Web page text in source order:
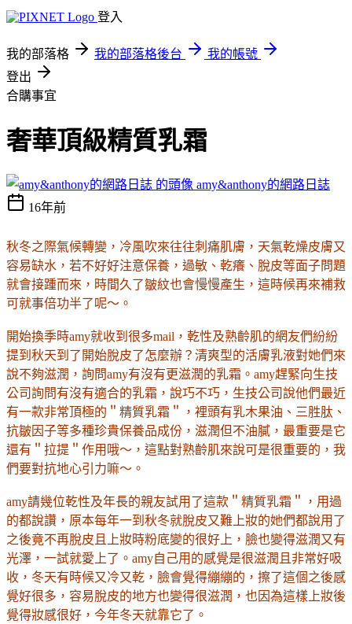
登入
我的部落格 我的部落格後台
我的帳號
登出
合購事宜
奢華頂級精質乳霜
amy&anthony的網路日誌
16年前
秋冬之際氣候轉變，冷風吹來往往刺痛肌膚，天氣乾燥皮膚又
容易缺水，若不好好注意保養，過敏、乾癢、脫皮等面子問題
就會接踵而來，時間久了皺紋也會慢慢產生，這時候再來補救
可就事倍功半了呢～。
開始換季時amy就收到很多mail，乾性及熟齡肌的網友們紛紛
提到秋天到了開始脫皮了怎麼辦？清爽型的活膚乳液對她們來
說不夠滋潤，詢問amy有沒有更滋潤的乳霜。amy趕緊向生技
公司詢問有沒有適合的乳霜，說巧不巧，生技公司說他們最近
有一款非常頂極的＂精質乳霜＂，裡頭有乳木果油、三胜肽、
抗皺因子等多種珍貴保養品成份，滋潤但不油膩，最重要是它
還有＂拉提＂作用哦～，這點對熟齡肌來說可是很重要的，我
們要對抗地心引力嘛～。
amy請幾位乾性及年長的親友試用了這款＂精質乳霜＂，用過
的都說讚，原本每年一到秋冬就脫皮又難上妝的她們都說用了
之後竟不再脫皮且上妝時粉底變的很好上，臉也變得滋潤又有
光澤，一試就愛上了。amy自己用的感覺是很滋潤且非常好吸
收，冬天有時候又冷又乾，臉會覺得繃繃的，擦了這個之後感
覺好很多，容易脫皮的地方也變得很滋潤，也因為這樣上妝後
覺得妝感很好，今年冬天就靠它了。